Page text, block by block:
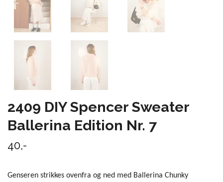
2409 DIY Spencer Sweater
Ballerina Edition Nr. 7
40,-
Genseren strikkes ovenfra og ned med Ballerina Chunky